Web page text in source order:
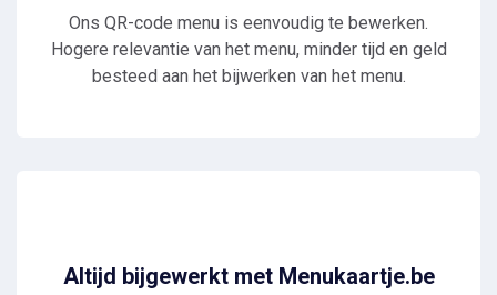
Ons QR-code menu is eenvoudig te bewerken.
Hogere relevantie van het menu, minder tijd en geld
besteed aan het bijwerken van het menu.
Altijd bijgewerkt met Menukaartje.be